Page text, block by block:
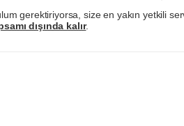
gerektiriyorsa, size en yakın yetkili
dışında kalır.